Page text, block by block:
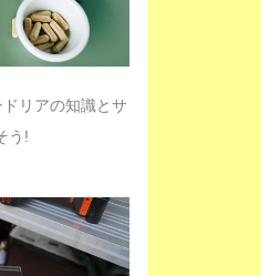
リアの知識とサ
う!